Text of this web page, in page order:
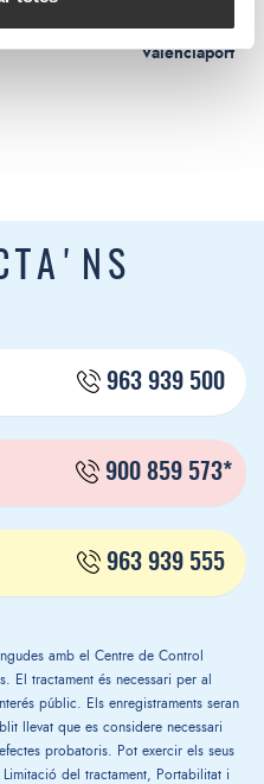
Valenciaport
963 939 500
900 859 573*
963 939 555
amb el Centre de Control
El tractament és necessari per al
públic. Els enregistraments seran
llevat que es considere necessari
probatoris. Pot exercir els seus
del tractament, Portabilitat i